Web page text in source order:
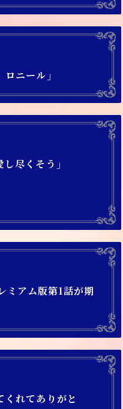
ニール」
尽くそう」
アム版第1話が期
くれてありがと